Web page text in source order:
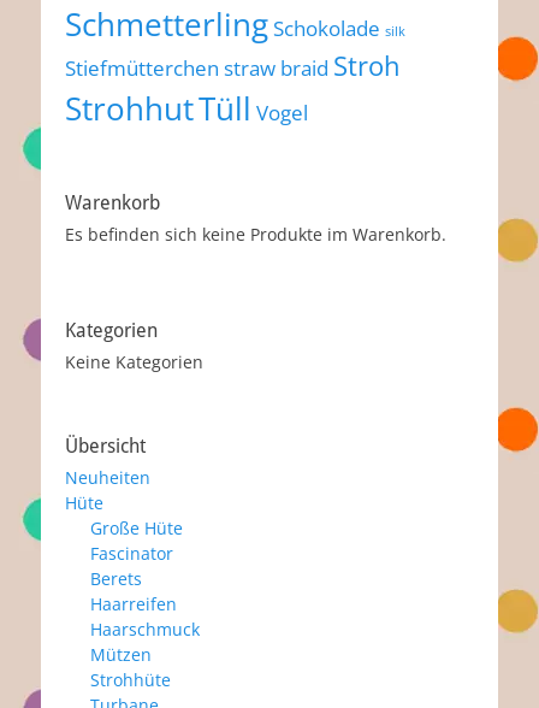
SchmetterlingSchokolade silk
Stiefmütterchen straw braid Stroh
StrohhutTüll Vogel
Warenkorb
Es befinden sich keine Produkte im Warenkorb.
Kategorien
Keine Kategorien
Übersicht
Neuheiten
Hüte
Große Hüte
Fascinator
Berets
Haarreifen
Haarschmuck
Mützen
Strohhüte